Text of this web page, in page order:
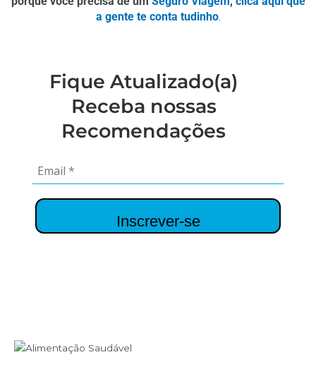
a gente te conta tudinho.
Fique Atualizado(a)
Receba nossas
Recomendações
Inscrever-se